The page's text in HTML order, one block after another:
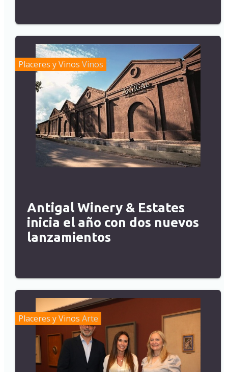
Placeres y Vinos Vinos
Antigal Winery & Estates
inicia el año con dos nuevos
lanzamientos
Placeres y Vinos Arte